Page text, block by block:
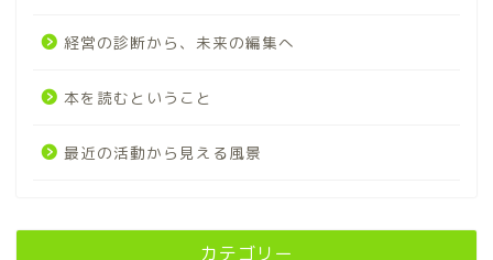
経営の診断から、未来の編集へ
本を読むということ
最近の活動から見える風景
カテゴリー